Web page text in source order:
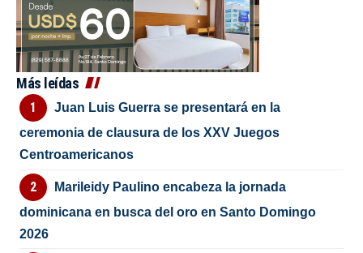
Más leídas
Juan Luis Guerra se presentará en la
ceremonia de clausura de los XXV Juegos
Centroamericanos
Marileidy Paulino encabeza la jornada
dominicana en busca del oro en Santo Domingo
2026